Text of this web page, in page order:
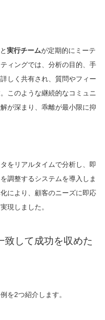
と実行チームが定期的にミーテ
ィングでは、分析の目的、手
しく共有され、質問やフィー
このような継続的なコミュニ
が深まり、乖離が最小限に抑
をリアルタイムで分析し、即
調整するシステムを導入しま
により、顧客のニーズに即応
現しました。
して成功を収めた
を2つ紹介します。